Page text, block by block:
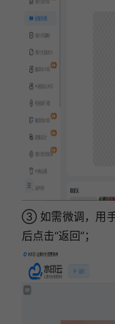
③ 如需微调，用
后点击“返回”；